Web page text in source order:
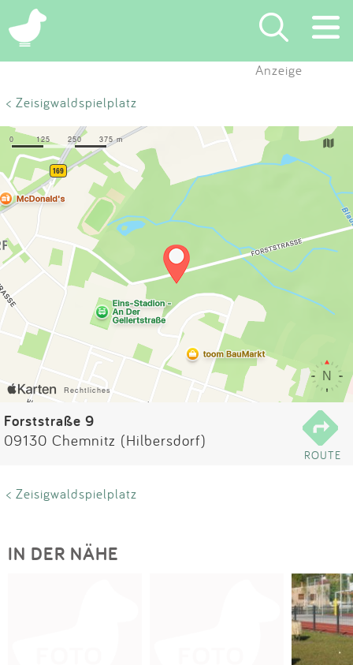
×
Eintragen
App
Blog
Partner
Kontakt
Impressum
Anzeige
< Zeisigwaldspielplatz
Forststraße 9
09130 Chemnitz (Hilbersdorf)
ROUTE
< Zeisigwaldspielplatz
IN DER NÄHE